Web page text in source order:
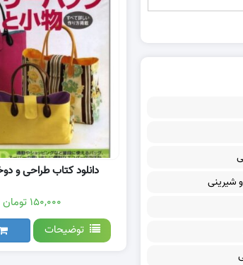
۱۵۰,۰۰۰ تومان
توضیحات
شیرینی